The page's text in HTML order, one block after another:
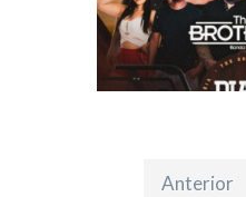
Anterior